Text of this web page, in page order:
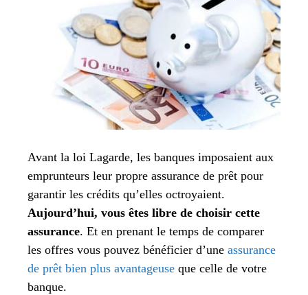
Avant la loi Lagarde, les banques imposaient aux
emprunteurs leur propre assurance de prêt pour
garantir les crédits qu’elles octroyaient.
Aujourd’hui, vous êtes libre de choisir cette
assurance. Et en prenant le temps de comparer
les offres vous pouvez bénéficier d’une assurance
de prêt bien plus avantageuse que celle de votre
banque.